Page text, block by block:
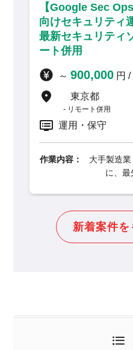
Sec Opsを活用した
キュリティ運用・分析
キュリティソリューシ
900,000
円 / 月
用・保守
大手製造業・建設業クラ
に、最先端のSIEM製
新着案件を